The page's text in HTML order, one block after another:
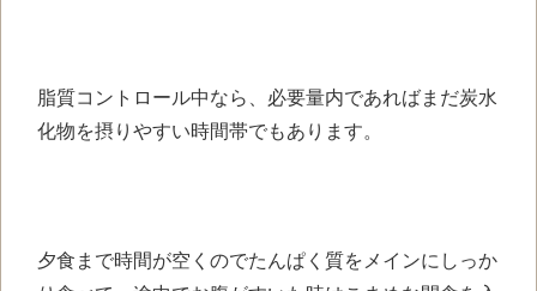
脂質コントロール中なら、必要量内であればまだ炭水
化物を摂りやすい時間帯でもあります。
夕食まで時間が空くのでたんぱく質をメインにしっか